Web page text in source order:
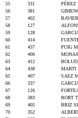
55
331 PÉREZ
56
381
57
402
58
127
59
128
60
414
61
437 PUIG
62
400
63
412
64
438 MARTI
65
407 SAEZ
66
337
67
126
68
383 BORT
69
405 BRIZ
70
352